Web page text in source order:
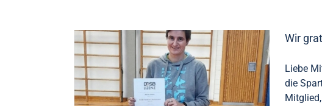
Wir
Liebe
die